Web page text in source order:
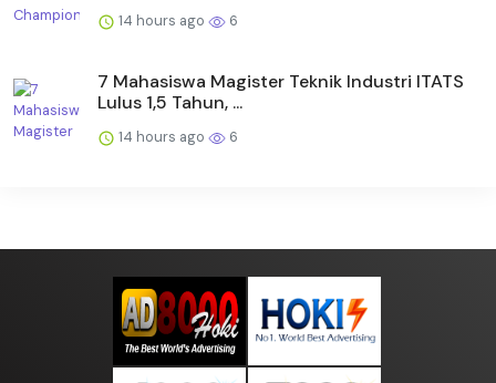
14 hours ago 6
7 Mahasiswa Magister Teknik Industri ITATS
Lulus 1,5 Tahun, ...
14 hours ago 6